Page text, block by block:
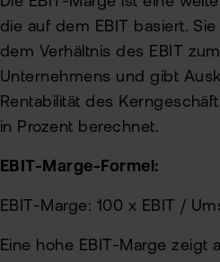
die auf dem EBIT basiert.
dem Verhältnis des EBIT
Unternehmens und gibt
Rentabilität des
in Prozent berechnet.
EBIT-Marge-Formel:
EBIT-Marge: 100 x EBIT /
Eine hohe EBIT-Marge zeigt